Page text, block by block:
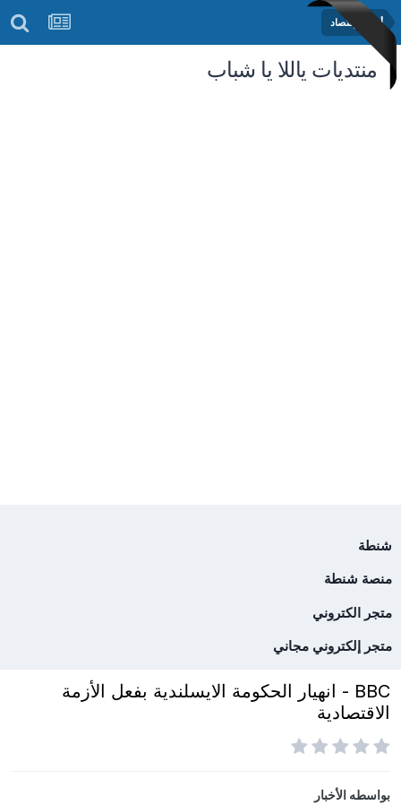
أخبار الإقتصاد
منتديات ياللا يا شباب
شنطة
منصة شنطة
متجر الكتروني
متجر إلكتروني مجاني
BBC - انهيار الحكومة الايسلندية بفعل الأزمة
الاقتصادية
بواسطهالأخبار